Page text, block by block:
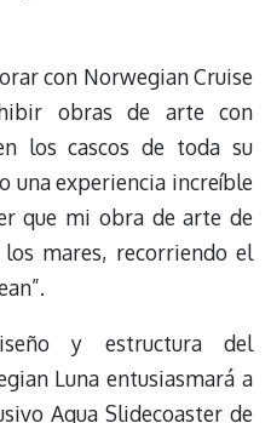
con Norwegian Cruise
obras de arte con
los cascos de toda su
una experiencia increíble
que mi obra de arte de
mares, recorriendo el
y estructura del
Luna entusiasmará a
Aqua Slidecoaster de